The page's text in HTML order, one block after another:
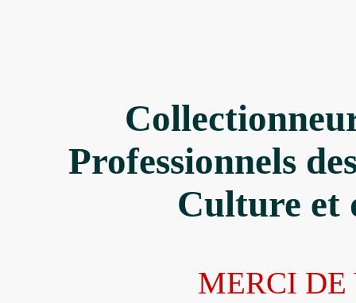
Professionnels
Culture et
MERCI